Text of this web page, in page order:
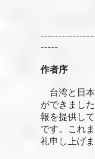
-----
作者序
台湾と日本
ができまし
報を提供し
です。これ
礼申し上げま